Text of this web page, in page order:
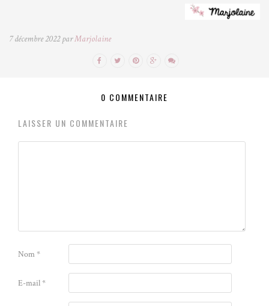
7 décembre 2022 parMarjolaine
0 COMMENTAIRE
LAISSER UN COMMENTAIRE
Nom*
E-mail*